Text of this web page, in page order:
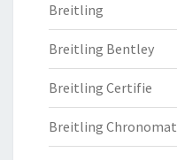
Breitling
Breitling Bentley
Breitling Certifie
Breitling Chronomat